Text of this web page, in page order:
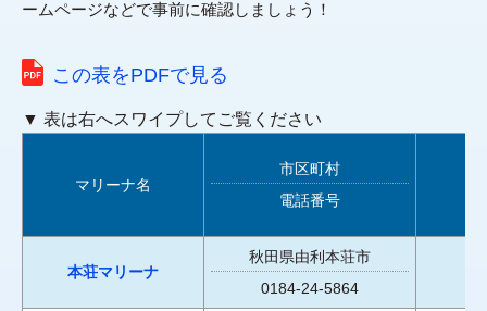
ームページなどで事前に確認しましょう！
この表をPDFで見る
▼ 表は右へスワイプしてご覧ください
マリーナ名
市区町村
電話番号
本荘マリーナ
秋田県由利本荘市
0184-24-5864